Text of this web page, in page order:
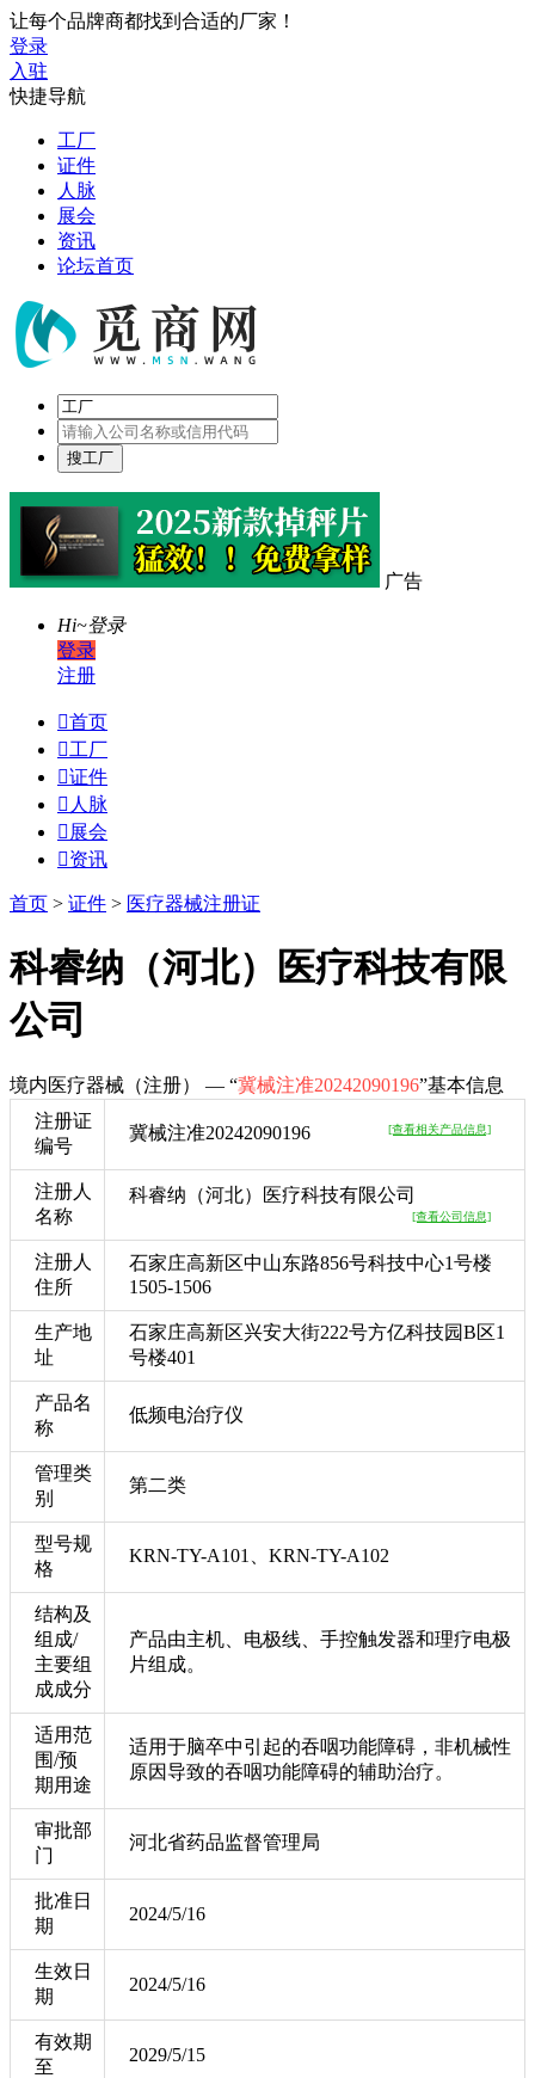
让每个品牌商都找到合适的厂家！
登录
入驻
快捷导航
工厂
证件
人脉
展会
资讯
论坛首页
广告
Hi~登录
登录
注册
首页
工厂
证件
 人脉
 展会
资讯
首页 > 证件 > 医疗器械注册证
科睿纳（河北）医疗科技有限
公司
境内医疗器械（注册） — “冀械注准20242090196”基本信息
注册证
编号
冀械注准20242090196 [查看相关产品信息]
注册人
名称
科睿纳（河北）医疗科技有限公司
[查看公司信息]
注册人
住所
石家庄高新区中山东路856号科技中心1号楼
1505-1506
生产地
址
石家庄高新区兴安大街222号方亿科技园B区1
号楼401
产品名
称
低频电治疗仪
管理类
别
第二类
型号规
格
KRN-TY-A101、KRN-TY-A102
结构及
组成/
主要组
成成分
产品由主机、电极线、手控触发器和理疗电极
片组成。
适用范
围/预
期用途
适用于脑卒中引起的吞咽功能障碍，非机械性
原因导致的吞咽功能障碍的辅助治疗。
审批部
门
河北省药品监督管理局
批准日
期
2024/5/16
生效日
期
2024/5/16
有效期
至
2029/5/15